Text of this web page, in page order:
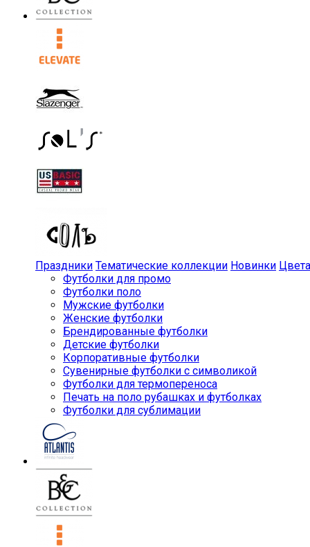
Праздники Тематические коллекции Новинки Цвета
Футболки для промо
Футболки поло
Мужские футболки
Женские футболки
Брендированные футболки
Детские футболки
Корпоративные футболки
Сувенирные футболки с символикой
Футболки для термопереноса
Печать на поло рубашках и футболках
Футболки для сублимации